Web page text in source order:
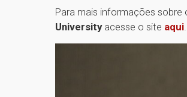
Para mais informações
Universityacesse o site aqui.